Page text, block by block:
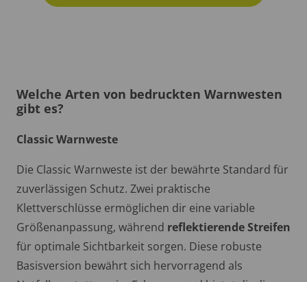
Welche Arten von bedruckten Warnwesten
gibt es?
Classic Warnweste
Die Classic Warnweste ist der bewährte Standard für
zuverlässigen Schutz. Zwei praktische
Klettverschlüsse ermöglichen dir eine variable
Größenanpassung, während reflektierende Streifen
für optimale Sichtbarkeit sorgen. Diese robuste
Basisversion bewährt sich hervorragend als